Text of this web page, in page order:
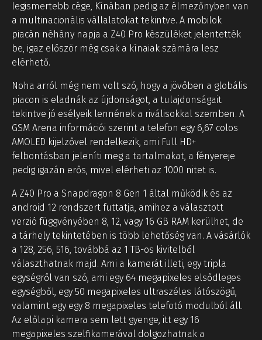
legismertebb cége, Kínában pedig az élmezőnyben van
a multinacionális vállalatokat tekintve. A mobilok
piacán néhány napja a Z40 Pro készüléket jelentették
be, igaz először még csak a kínaiak számára lesz
elérhető.
Noha arról még nem volt szó, hogy a jövőben a globális
piacon is eladnák az újdonságot, a tulajdonságait
tekintve jó esélyeik lennének a riválisokkal szemben. A
GSM Arena információi szerint a telefon egy 6,67 colos
AMOLED kijelzővel rendelkezik, ami Full HD+
felbontásban jeleníti meg a tartalmakat, a fényereje
pedig igazán erős, mivel elérheti az 1000 nitet is.
A Z40 Pro a Snapdragon 8 Gen 1 által működik és az
android 12 rendszert futtatja, amihez a választott
verzió függvényében 8, 12, vagy 16 GB RAM kerülhet, de
a tárhely tekintetében is több lehetőség van. A vásárlók
a 128, 256, 516, továbbá az 1 TB-os kivitelből
választhatnak majd. Ami a kamerát illeti, egy tripla
egységről van szó, ami egy 64 megapixeles elsődleges
egységből, egy 50 megapixeles ultraszéles látószögű,
valamint egy egy 8 megapixeles telefotó modulból áll.
Az előlapi kamera sem lett gyenge, itt egy 16
megapixeles szelfikamerával dolgozhatnak a